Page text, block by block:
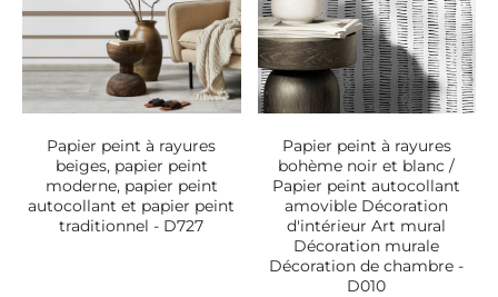
Papier peint à rayures
beiges, papier peint
moderne, papier peint
autocollant et papier peint
traditionnel - D727
Papier peint à rayures
bohème noir et blanc /
Papier peint autocollant
amovible Décoration
d'intérieur Art mural
Décoration murale
Décoration de chambre -
D010